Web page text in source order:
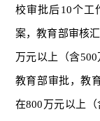
校审批后10个工
案，教育部审核
万元以上（含
教育部审批，教
在800万元以上